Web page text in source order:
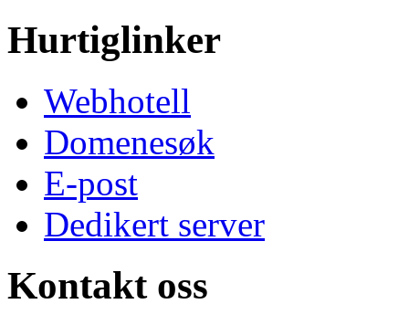
Hurtiglinker
Webhotell
Domenesøk
E-post
Dedikert server
Kontakt oss